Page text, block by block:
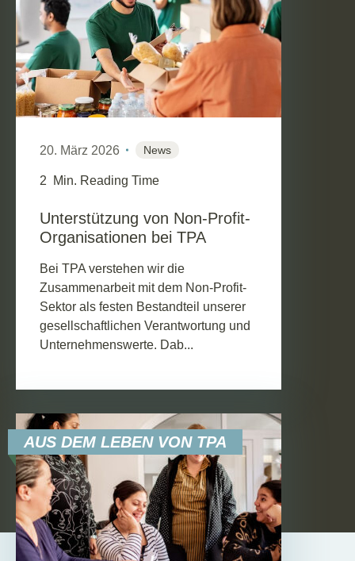
20. März 2026 News
2 Min. Reading Time
Unterstützung von Non-Profit-
Organisationen bei TPA
Bei TPA verstehen wir die
Zusammenarbeit mit dem Non-Profit-
Sektor als festen Bestandteil unserer
gesellschaftlichen Verantwortung und
Unternehmenswerte. Dab...
AUS DEM LEBEN VON TPA